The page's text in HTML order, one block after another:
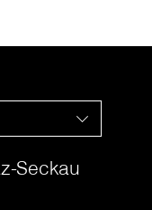
Seckau